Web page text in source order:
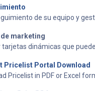
de su equipo y
marketing
tarjetas dinámicas que
Pricelist Portal Download
Pricelist in PDF or Excel